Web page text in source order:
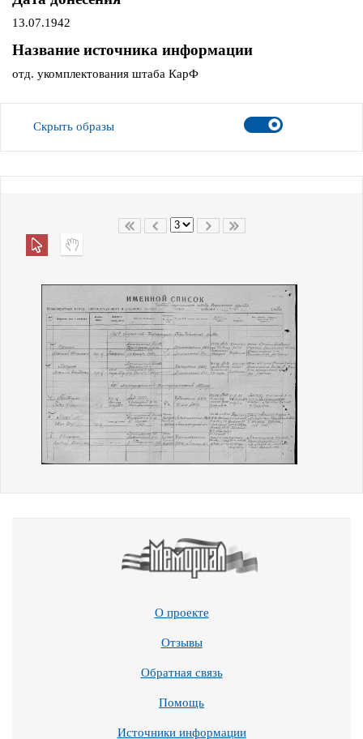
13.07.1942
Название источника информации
отд. укомплектования штаба КарФ
Скрыть образы
О проекте
Отзывы
Обратная связь
Помощь
Источники информации